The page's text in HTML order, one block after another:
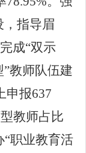
，指导眉
成“双示
教师队伍建
申报637
教师占比
职业教育活